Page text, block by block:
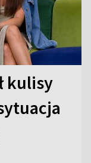
kulisy